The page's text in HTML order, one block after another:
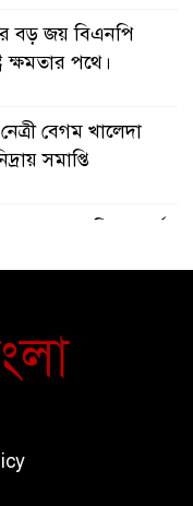
বড় জয় বিএনপি
ক্ষমতার পথে।
বেগম খালেদা
সমাপ্তি
কুয়েত: সেনাপ্রধান এবং
সৌজন্য সাক্ষাৎ
মহাপরিদর্শক